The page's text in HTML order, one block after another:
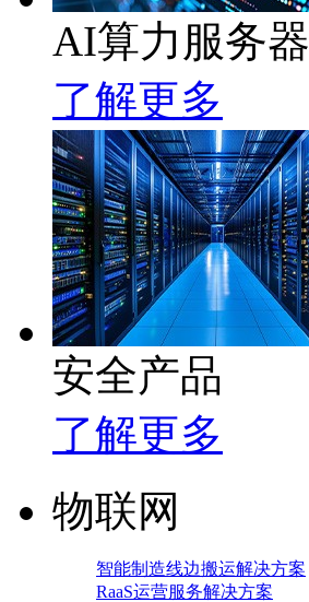
AI算力服务器
了解更多
安全产品
了解更多
物联网
智能制造线边搬运解决方案
RaaS运营服务解决方案